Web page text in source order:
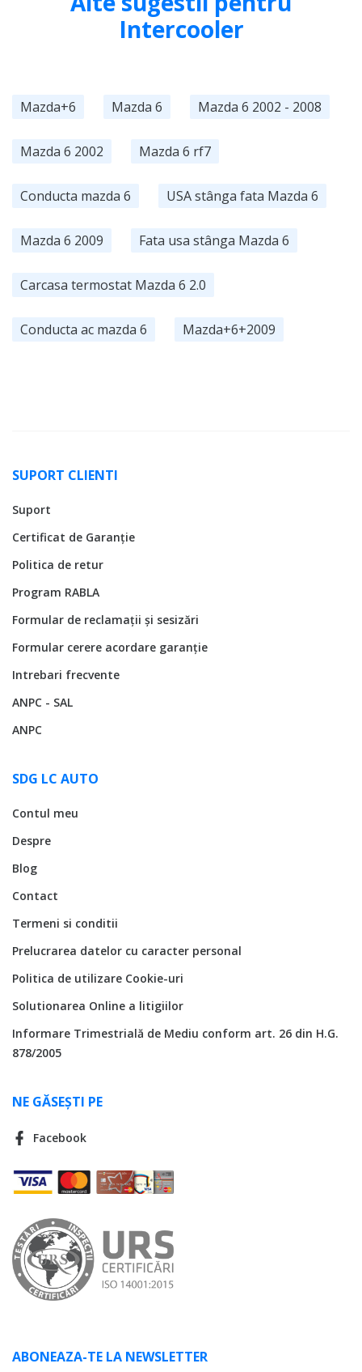
Intercooler
Mazda+6 Mazda 6 Mazda 6 2002 - 2008
Mazda 6 2002 Mazda 6 rf7
Conducta mazda 6 USA stânga fata Mazda 6
Mazda 6 2009 Fata usa stânga Mazda 6
Carcasa termostat Mazda 6 2.0
Conducta ac mazda 6 Mazda+6+2009
SUPORT CLIENTI
Suport
Certificat de Garanție
Politica de retur
Program RABLA
Formular de reclamații și sesizări
Formular cerere acordare garanție
Intrebari frecvente
ANPC - SAL
ANPC
SDG LC AUTO
Contul meu
Despre
Blog
Contact
Termeni si conditii
Prelucrarea datelor cu caracter personal
Politica de utilizare Cookie-uri
Solutionarea Online a litigiilor
Informare Trimestrială de Mediu conform art. 26 din H.G.
878/2005
NE GĂSEȘTI PE
Facebook
ABONEAZA-TE LA NEWSLETTER